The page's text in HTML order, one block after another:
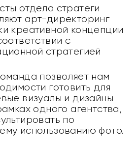
отдела стратеги
арт-директоринг
креативной концепции
с
стратегией
позволяет нам
готовить для
визуалы и дизайны
одного агентства,
по
использованию фото.